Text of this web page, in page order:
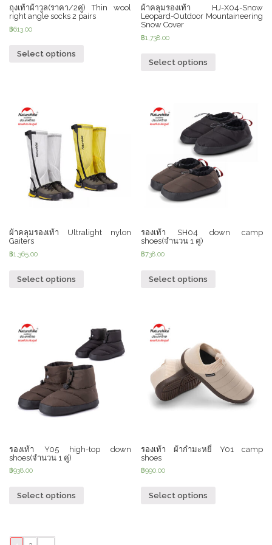
ถุงเท้าผ้าวูล(ราคา/2คู่) Thin wool
right angle socks 2 pairs
฿613.00
Select options
ผ้าคลุมรองเท้า HJ-X04-Snow
Leopard-Outdoor Mountaineering
Snow Cover
฿1,738.00
Select options
ผ้าคลุมรองเท้า Ultralight nylon
Gaiters
฿1,365.00
Select options
รองเท้า SH04 down camp
shoes(จำนวน 1 คู่)
฿738.00
Select options
รองเท้า Y05 high-top down
shoes(จำนวน 1 คู่)
฿938.00
Select options
รองเท้า ผ้ากำมะหยี่ Y01 camp
shoes
฿990.00
Select options